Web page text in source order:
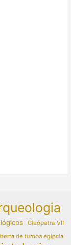
Cleópatra VII
de tumba egípcia